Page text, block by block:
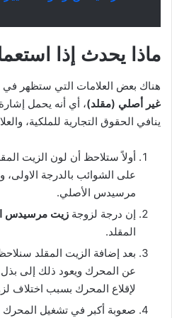
ماذا يحدث إذا
هناك بعض العلامات التي ستظهر
غير أصلي (مقلد)، أي أنه يحمل
ينافي الحقوق التجارية للملكية،
أولاً ستلاحظ أن لون الزيت
على الشوائب بالدرجة الاولى،
مرسيدس الأصلي.
إن درجة لزوجة زيت مرسيدس
المقلد.
بعد إضافة الزيت المقلد
عن المحرك ويعود ذلك إلى بذل
لإقلاع المحرك بسبب اختلاف
صعوبة أكبر في تشغيل